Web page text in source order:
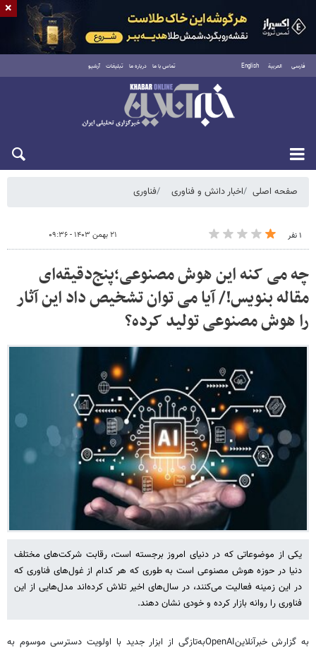
فارسی العربية English تماس با ما درباره ما تبلیغات آرشیو
شنبه ۱۷ مرداد ۱۴۰۵
صفحه اصلی اخبار دانش و فناوری فناوری
۱ نفر ۲۱ بهمن ۱۴۰۳ - ۰۹:۳۶
چه می کنه این هوش مصنوعی؛پنج‌دقیقه‌ای
مقاله بنویس!/ آیا می توان تشخیص داد این آثار
را هوش مصنوعی تولید کرده؟
یکی از موضوعاتی که در دنیای امروز برجسته است، رقابت شرکت‌های مختلف
دنیا در حوزه هوش مصنوعی است به طوری که هر کدام از غول‌های فناوری که
در این زمینه فعالیت می‌کنند، در سال‌های اخیر تلاش کرده‌اند مدل‌هایی از این
فناوری را روانه بازار کرده و خودی نشان دهند.
به گزارش خبرآنلاینOpenAIبه‌تازگی از ابزار جدید با اولویت دسترسی موسوم به
×